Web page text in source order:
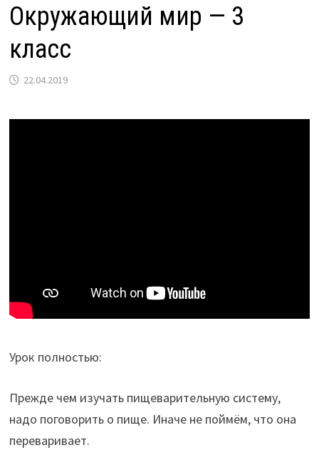
Окружающий мир — 3
класс
22.04.2019
Урок полностью:
Прежде чем изучать пищеварительную систему,
надо поговорить о пище. Иначе не поймём, что она
переваривает.